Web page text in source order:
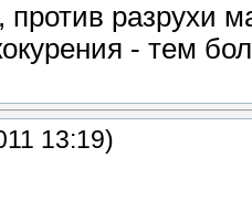
разрухи
- тем
13:19)